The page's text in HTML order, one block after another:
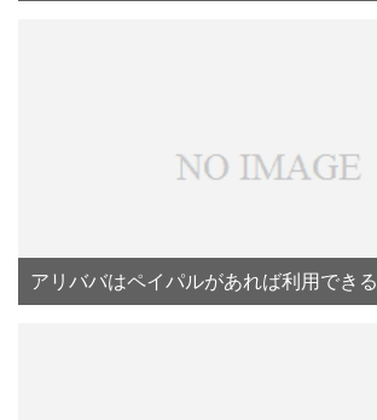
アリババはペイパルがあれば利用できる